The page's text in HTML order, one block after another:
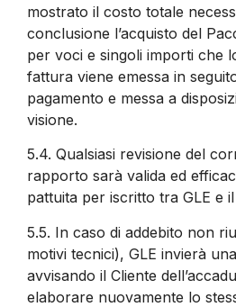
mostrato il costo totale
conclusione l’acquisto del
per voci e singoli importi che
fattura viene emessa in
pagamento e messa a
visione.
5.4. Qualsiasi revisione del
rapporto sarà valida ed
pattuita per iscritto tra GLE e il
5.5. In caso di addebito non
motivi tecnici), GLE invierà
avvisando il Cliente
elaborare nuovamente lo